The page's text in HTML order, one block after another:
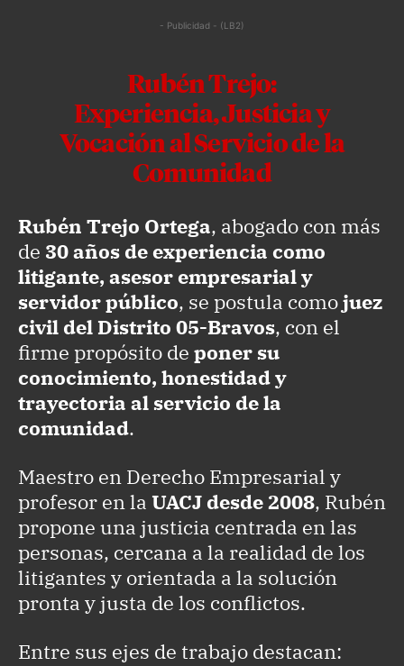
- Publicidad - (LB2)
Rubén Trejo:
Experiencia, Justicia y
Vocación al Servicio de la
Comunidad
Rubén Trejo Ortega, abogado con más
de 30 años de experiencia como
litigante, asesor empresarial y
servidor público, se postula comojuez
civil del Distrito 05-Bravos, con el
firme propósito de poner su
conocimiento, honestidad y
trayectoria al servicio de la
comunidad.
Maestro en Derecho Empresarial y
profesor en la UACJ desde 2008, Rubén
propone una justicia centrada en las
personas, cercana a la realidad de los
litigantes y orientada a la solución
pronta y justa de los conflictos.
Entre sus ejes de trabajo destacan: